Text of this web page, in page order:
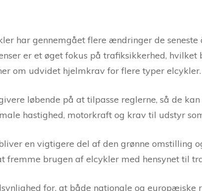
har gennemgået flere ændringer de
er et øget fokus på trafiksikkerhed,
om udvidet hjelmkrav for flere typer elcykler.
løbende på at tilpasse reglerne, så de
hastighed, motorkraft og krav til udstyr
en vigtigere del af den grønne omstilling
fremme brugen af elcykler med hensynet til
for, at både nationale og